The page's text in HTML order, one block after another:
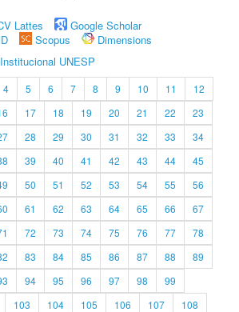
Lattes
Google Scholar
Scopus
Dimensions
UNESP
4 5 6 7 8 9 10 11
12
17 18 19 20 21 22
23
28 29 30 31 32 33
34
39 40 41 42 43 44
45
50 51 52 53 54 55
56
61 62 63 64 65 66
67
72 73 74 75 76 77
78
83 84 85 86 87 88
89
94 95 96 97 98
99
103 104 105 106 107
108